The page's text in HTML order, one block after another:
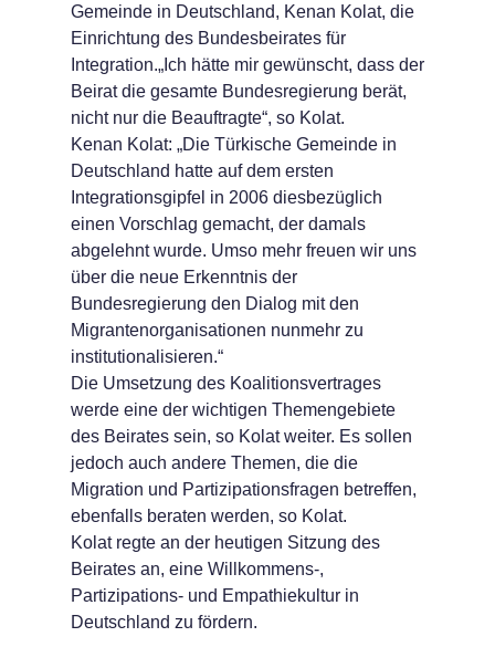
Gemeinde in Deutschland, Kenan Kolat, die
Einrichtung des Bundesbeirates für
Integration.„Ich hätte mir gewünscht, dass der
Beirat die gesamte Bundesregierung berät,
nicht nur die Beauftragte“, so Kolat.
Kenan Kolat: „Die Türkische Gemeinde in
Deutschland hatte auf dem ersten
Integrationsgipfel in 2006 diesbezüglich
einen Vorschlag gemacht, der damals
abgelehnt wurde. Umso mehr freuen wir uns
über die neue Erkenntnis der
Bundesregierung den Dialog mit den
Migrantenorgani­sationen nunmehr zu
institutionalisieren.“
Die Umsetzung des Koalitionsvertrages
werde eine der wichtigen Themengebiete
des Beirates sein, so Kolat weiter. Es sollen
jedoch auch andere Themen, die die
Migration und Partizipationsfragen betreffen,
ebenfalls beraten werden, so Kolat.
Kolat regte an der heutigen Sitzung des
Beirates an, eine Willkommens-,
Partizipations- und Empathiekultur in
Deutschland zu fördern.